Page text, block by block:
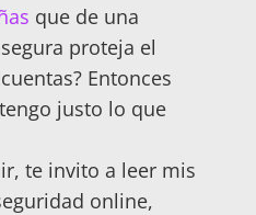
que de una
proteja el
Entonces
justo lo que
te invito a leer mis
online,